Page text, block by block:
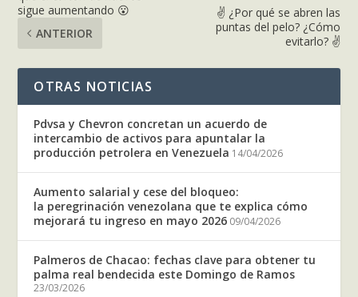
sigue aumentando 😮
ANTERIOR
✌ ¿Por qué se abren las
puntas del pelo? ¿Cómo
evitarlo? ✌
OTRAS NOTICIAS
Pdvsa y Chevron concretan un acuerdo de
intercambio de activos para apuntalar la
producción petrolera en Venezuela 14/04/2026
Aumento salarial y cese del bloqueo:
la peregrinación venezolana que te explica cómo
mejorará tu ingreso en mayo 2026 09/04/2026
Palmeros de Chacao: fechas clave para obtener tu
palma real bendecida este Domingo de Ramos
23/03/2026